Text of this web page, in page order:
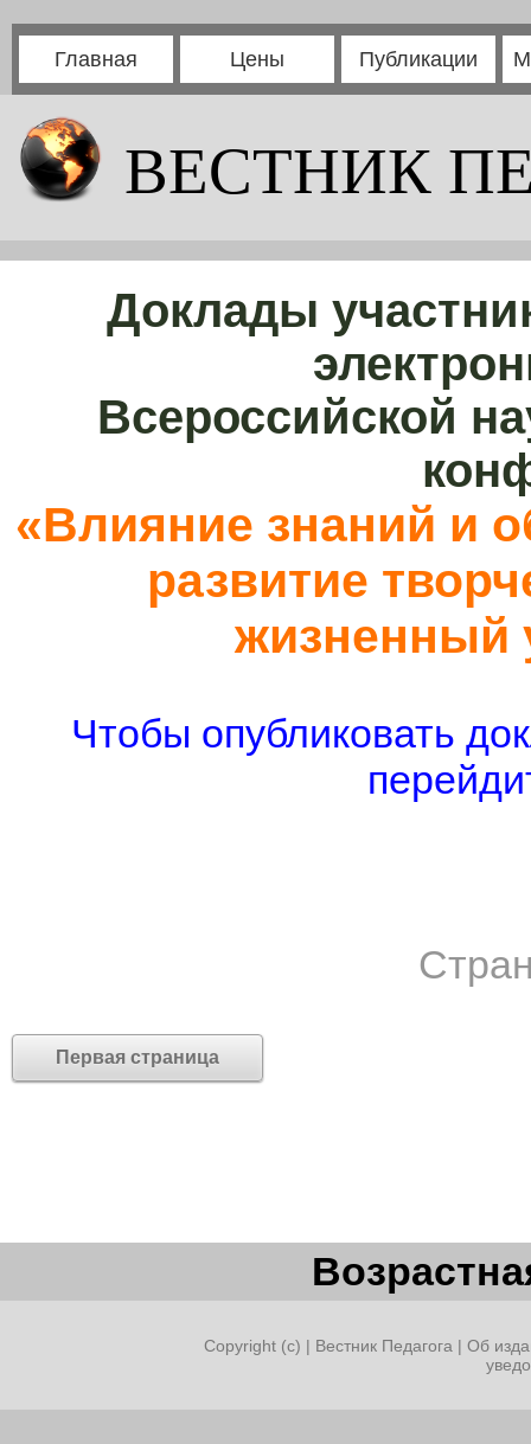
Главная Цены Публикации
ВЕСТНИК
Доклады
Всероссийской
«Влияние знаний и
развитие
жизненный
Чтобы опубликовать
Первая страница
Copyright (c) | Вестник Педагога | Об